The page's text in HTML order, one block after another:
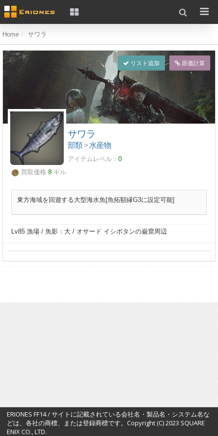
Home サワラ
リスト追加 原価計算
サワラ
部類>水産物
アイテムレベル： 0
買取価格 8 ギル
東方海域を回遊する大型海水魚[魚拓額縁G3に設定可能]
Lv85 漁場 / 魚影：大 / オサード イシボタンの巌窟周辺
ERIONES FF14 / サイトに記載されている会社名・製品名・システム名な
どは、各社の商標、または登録商標です。Copyright (C) 2023 SQUARE
ENIX CO., LTD.